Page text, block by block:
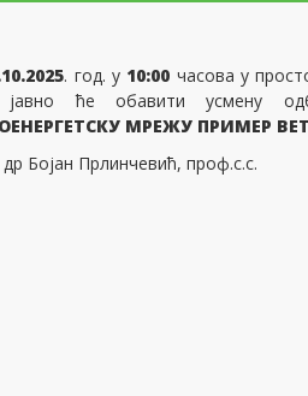
Менаџмент производње
Производно машинство - 2024
Енергетика- 2017
Енергетика -2024
Заштита од пожара - 2016
Заштита од пожара - 2023
. год. у 10:00 часова у
јавно ће обавити усмену
МРЕЖУ ПРИМЕР
Бојан Прлинчевић, проф.с.с.